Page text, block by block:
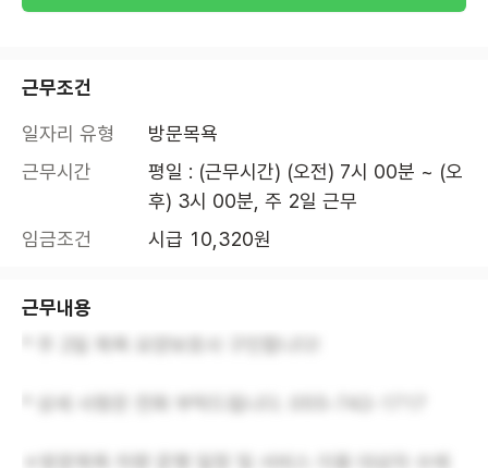
근무조건
일자리 유형
방문목욕
근무시간
평일 : (근무시간) (오전) 7시 00분 ~ (오
후) 3시 00분, 주 2일 근무
임금조건
시급 10,320원
근무내용